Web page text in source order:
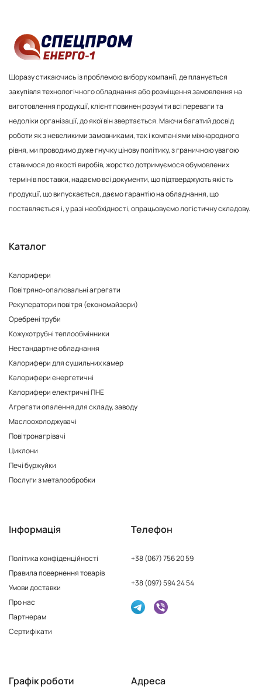
Щоразу стикаючись із проблемою вибору компанії, де планується
закупівля технологічного обладнання або розміщення замовлення на
виготовлення продукції, клієнт повинен розуміти всі переваги та
недоліки організації, до якої він звертається. Маючи багатий досвід
роботи як з невеликими замовниками, так і компаніями міжнародного
рівня, ми проводимо дуже гнучку цінову політику, з граничною увагою
ставимося до якості виробів, жорстко дотримуємося обумовлених
термінів поставки, надаємо всі документи, що підтверджують якість
продукції, що випускається, даємо гарантію на обладнання, що
поставляється і, у разі необхідності, опрацьовуємо логістичну складову.
Каталог
Калорифери
Повітряно-опалювальні агрегати
Рекуператори повітря (економайзери)
Оребрені труби
Кожухотрубні теплообмінники
Нестандартне обладнання
Калорифери для сушильних камер
Калорифери енергетичні
Калорифери електричні ПНЕ
Агрегати опалення для складу, заводу
Маслоохолоджувачі
Повітронагрівачі
Циклони
Печі буржуйки
Послуги з металообробки
Інформація
Політика конфіденційності
Правила повернення товарів
Умови доставки
Про нас
Партнерам
Сертифікати
Телефон
+38 (067) 756 20 59
+38 (097) 594 24 54
Графік роботи Адреса